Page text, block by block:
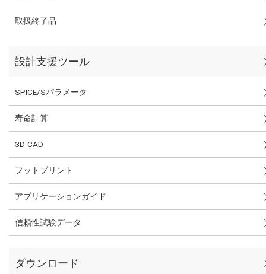
取扱終了品
設計支援ツール
SPICE/Sパラメータ
寿命計算
3D-CAD
フットプリント
アプリケーションガイド
信頼性試験データ
ダウンロード